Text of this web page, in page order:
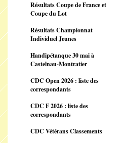
Résultats Coupe de France et
Coupe du Lot
Résultats Championnat
Individuel Jeunes
Handipétanque 30 mai à
Castelnau-Montratier
CDC Open 2026 : liste des
correspondants
CDC F 2026 : liste des
correspondants
CDC Vétérans Classements